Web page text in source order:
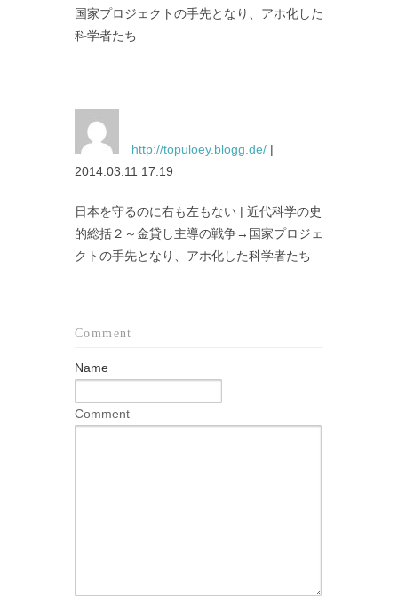
国家プロジェクトの手先となり、アホ化した
科学者たち
http://topuloey.blogg.de/ |
2014.03.11 17:19
日本を守るのに右も左もない | 近代科学の史
的総括２～金貸し主導の戦争→国家プロジェ
クトの手先となり、アホ化した科学者たち
Comment
Name
Comment